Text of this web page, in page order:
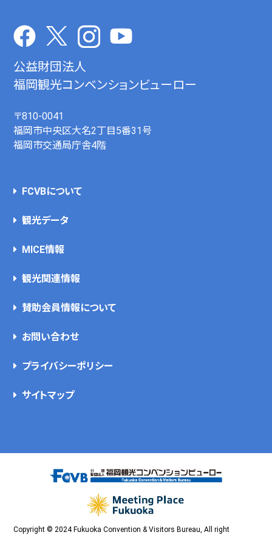
公益財団法人
福岡観光コンベンションビューロー
〒810-0041
福岡市中央区大名2丁目5番31号
福岡市交通局庁舎4階
FCVBについて
観光データ
MICE情報
観光関連情報
賛助会員情報について
お問い合わせ
プライバシーポリシー
サイトマップ
Copyright © 2024 Fukuoka Convention & Visitors Bureau, All right